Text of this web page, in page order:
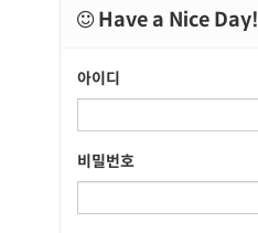
Have a Nice Day!
아이디
비밀번호